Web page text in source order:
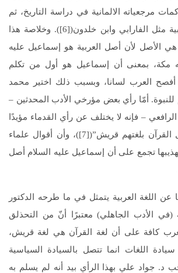
مرجعياته الالمانية في دراسة التاريخ، ثم
أورد رأي علماء العربية مثل الفارابي وابن خلدون([6]). وخلاصة هذا
الأصل لأن أصل العربية هو إسماعيل عليه
مكة، بمعنى أن إسماعيل هو أول من تكلم
أفصح العرب لسانا، وبسبب ذلك اختير محمد
أمّا رأي بعض مؤرخي الأدب المحدثين –
– فإنه لا يختلف عن رأي القدماء مؤيدًا
“أن الأصل فيمن نزل القرآن بلغتهم قريش”([7])، وأن أقوال علماء
تجمع على أن إسماعيل عليه السلام أصل
عن اللغة العربية يتمثل في ما طرحه الدكتور
الأدب الجاهلي) معتبرًا أنّ من التحذلق
كافة على أن لغة القرآن هي لغة قريش،
اللغات انما تتصل بالسيادة السياسية
د. جواد علي بهذا الرأي بيد أنه لم يسلم به